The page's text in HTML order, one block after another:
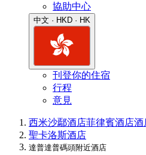
協助中心
中文 · HKD · HK
刊登你的住宿
行程
意見
西米沙鄢酒店菲律賓酒店酒
聖卡洛斯酒店
達普達普碼頭附近酒店